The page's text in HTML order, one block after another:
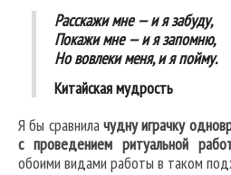
Расскажи мне — и я забуду,
Покажи мне — и я запомню,
Но вовлеки меня, и я пойму.
Китайская мудрость
Я бы сравнилачудну играчку
с проведением ритуальной
обоими видами работы в таком